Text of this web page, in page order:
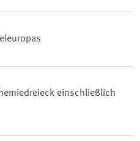
einschließlich